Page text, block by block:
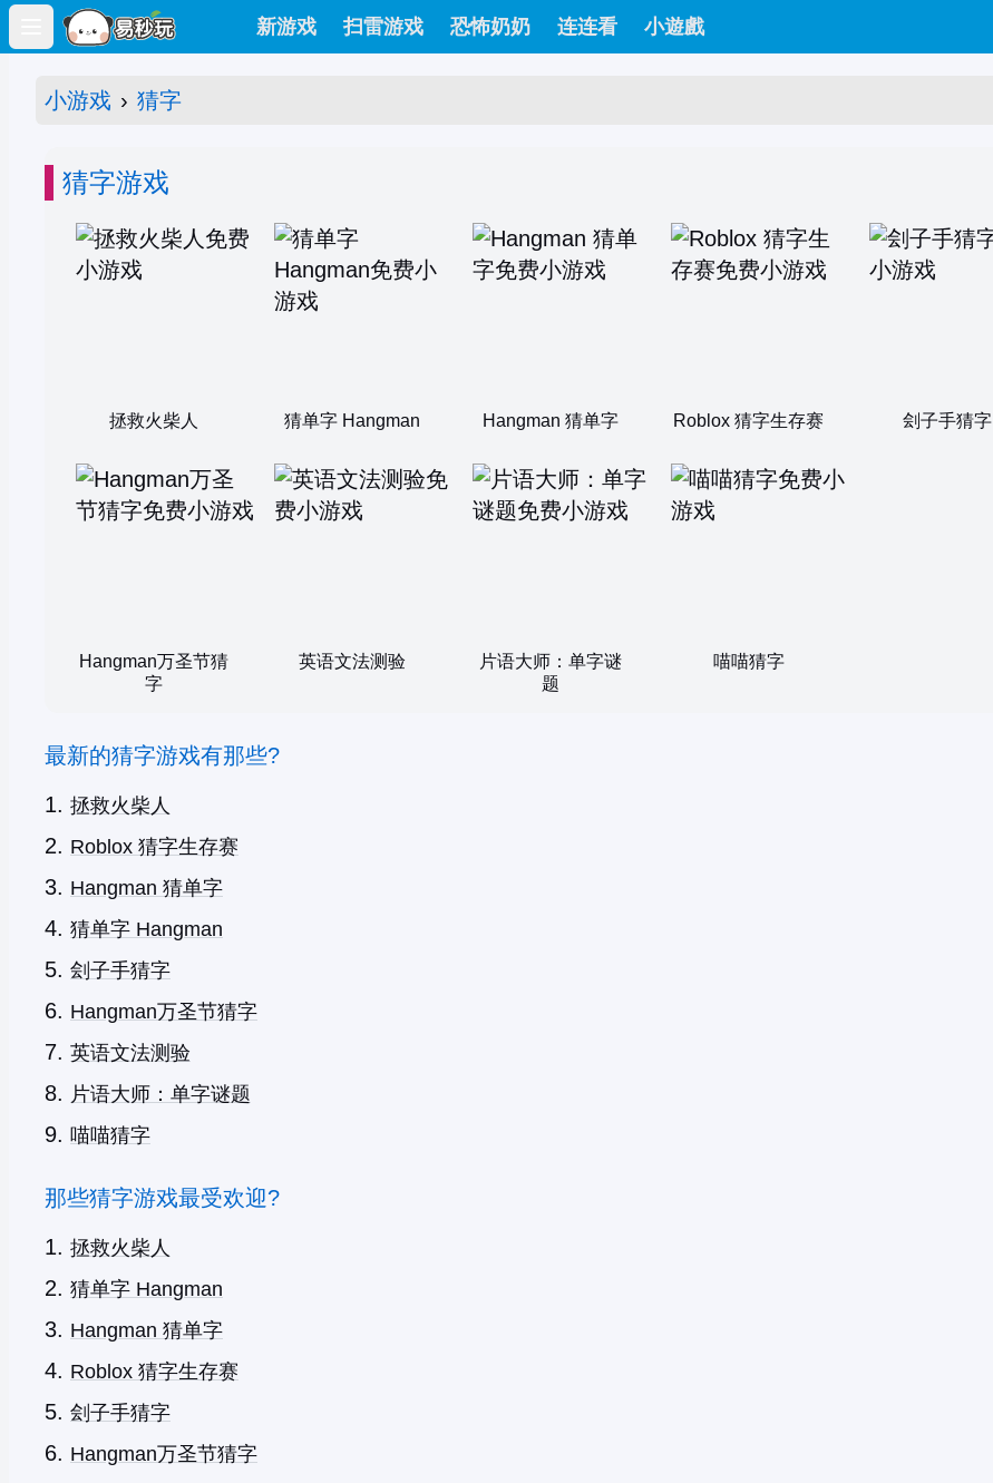
Open main menu
新游戏 扫雷游戏 恐怖奶奶 连连看 小遊戲
小游戏 › 猜字
猜字游戏
拯救火柴人 猜单字 Hangman Hangman 猜单字 Roblox 猜字生存赛 刽子手猜字
Hangman万圣节猜
字
英语文法测验
片语大师：单字谜
题
喵喵猜字
最新的猜字游戏有那些?
拯救火柴人
Roblox 猜字生存赛
Hangman 猜单字
猜单字 Hangman
刽子手猜字
Hangman万圣节猜字
英语文法测验
片语大师：单字谜题
喵喵猜字
那些猜字游戏最受欢迎?
拯救火柴人
猜单字 Hangman
Hangman 猜单字
Roblox 猜字生存赛
刽子手猜字
Hangman万圣节猜字